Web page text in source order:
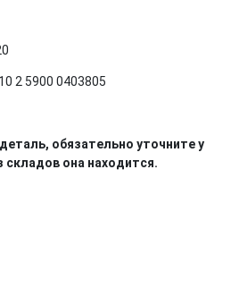
2 5900 0403805
обязательно уточните у
она находится.